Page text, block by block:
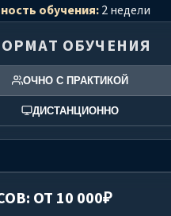
обучения:2 недели
ОБУЧЕНИЯ
ОЧНО С ПРАКТИКОЙ
ДИСТАНЦИОННО
ОТ 10 000₽